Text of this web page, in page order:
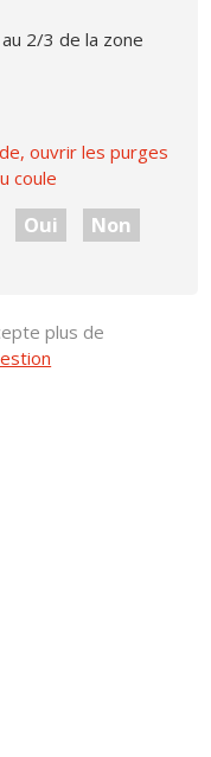
2/3 de la zone
ouvrir les purges
coule
Oui Non
plus de